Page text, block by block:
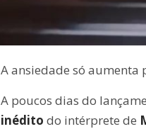
A ansiedade só aumenta
A poucos dias do
inédito do intérprete de